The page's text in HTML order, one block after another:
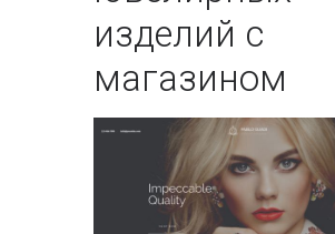
изделий с
магазином